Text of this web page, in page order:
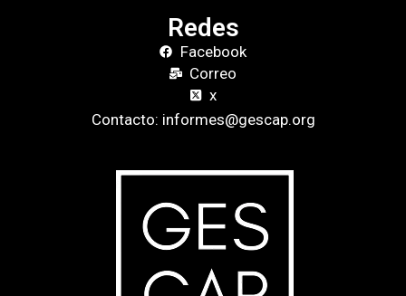
Redes
Facebook
Correo
x
Contacto: informes@gescap.org